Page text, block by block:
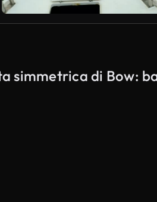
simmetrica di Bow: